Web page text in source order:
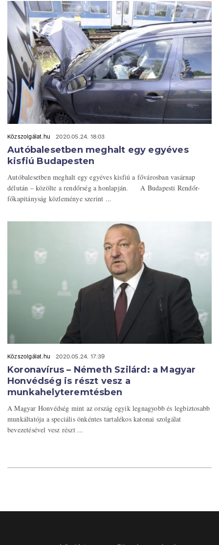
Közszolgálat.hu 2020.05.24. 18:03
Autóbalesetben meghalt egy egyéves
kisfiú Budapesten
Autóbalesetben meghalt egy egyéves kisfiú a fővárosban vasárnap
délután – közölte a rendőrség a honlapján. A Budapesti Rendőr-
főkapitányság közleménye szerint ...
Közszolgálat.hu 2020.05.24. 17:39
Koronavírus – Németh Szilárd: a Magyar
Honvédség is részt vesz a
munkahelyteremtésben
A Magyar Honvédség mint az ország egyik legnagyobb és legbiztosabb
munkáltatója a speciális önkéntes tartalékos katonai szolgálat
bevezetésével vesz részt ...